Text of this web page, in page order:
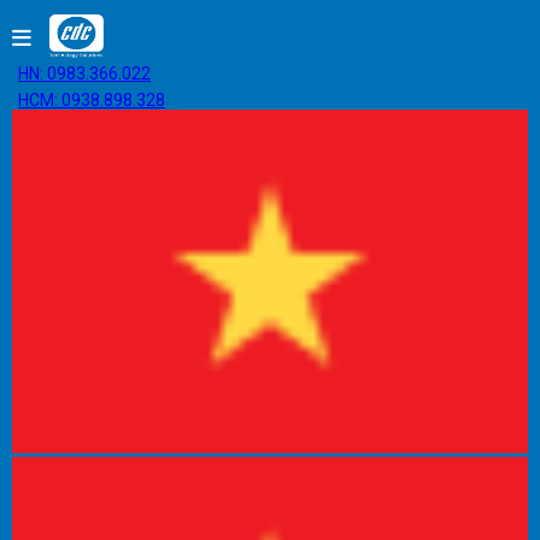
HN: 0983.366.022
HCM: 0938.898.328